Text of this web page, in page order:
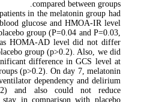
compared between groups.
patients in the melatonin group had
blood glucose and HMOA-IR level
placebo group (P=0.04 and P=0.03,
HOMA-AD level did not differ
group (p>0.2). Also, we did
difference in GCS level at
(p>0.2). On day 7, melatonin
ventilator dependency and delirium
and also could not reduce
stay in comparison with placebo